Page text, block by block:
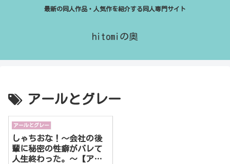
最新の同人作品・人気作を紹介する同人専門サイト
hitomiの奥
アールとグレー
アールとグレー
しゃちおな！〜会社の後
輩に秘密の性癖がバレて
人生終わった。〜【アー